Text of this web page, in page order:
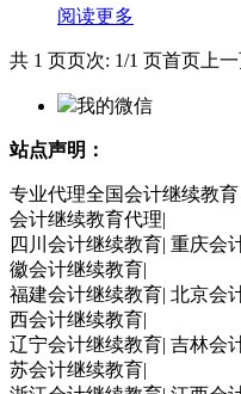
阅读更多
共 1 页页次: 1/1 页首页 上
我的微信
站点声明：
专业代理全国会计继续教
会计继续教育代理|
四川会计继续教育| 重庆会
徽会计继续教育|
福建会计继续教育| 北京会
西会计继续教育|
辽宁会计继续教育| 吉林会
苏会计继续教育|